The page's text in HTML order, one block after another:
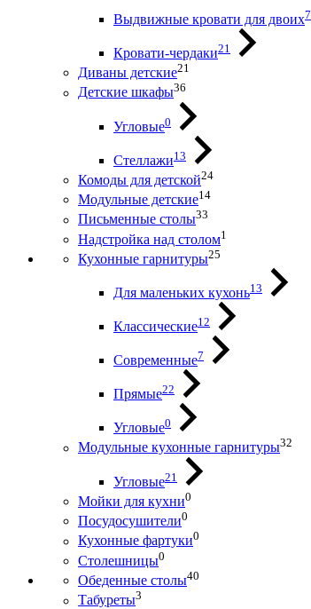
Выдвижные кровати для двоих7
Кровати-чердаки21
Диваны детские21
Детские шкафы36
Угловые0
Стеллажи13
Комоды для детской24
Модульные детские14
Письменные столы33
Надстройка над столом1
Кухонные гарнитуры25
Для маленьких кухонь13
Классические12
Современные7
Прямые22
Угловые0
Модульные кухонные гарнитуры32
Угловые21
Мойки для кухни0
Посудосушители0
Кухонные фартуки0
Столешницы0
Обеденные столы40
Табуреты3